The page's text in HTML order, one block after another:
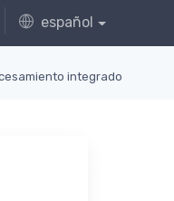
español
integrado